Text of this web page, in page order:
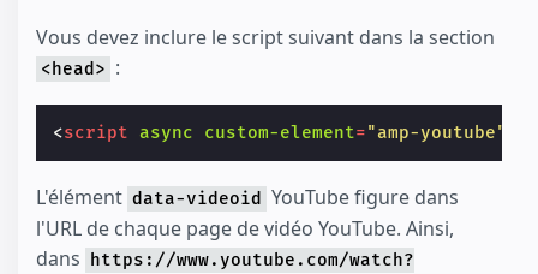
Vous devez inclure le script suivant dans la section
<head> :
<script async custom-element="amp-youtube"
L'élément data-videoid
YouTube figure dans
l'URL de chaque page de vidéo YouTube. Ainsi,
dans
https://www.youtube.com/watch?